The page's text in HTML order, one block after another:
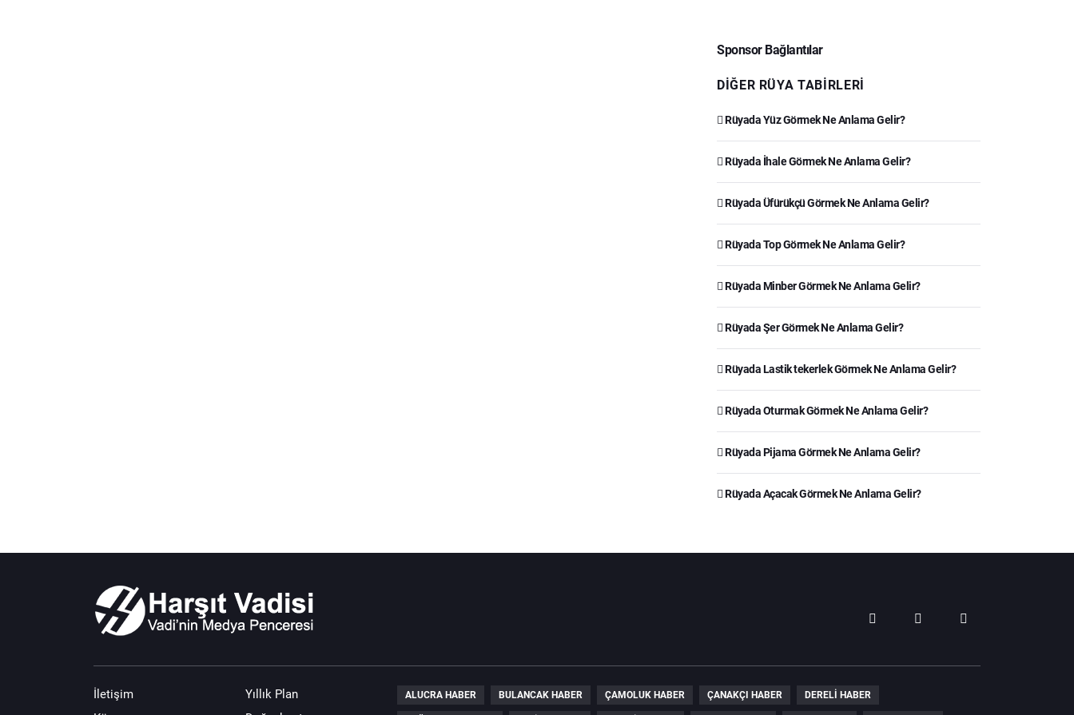
Sponsor Bağlantılar
DIĞER RÜYA TABIRLERI
Rüyada Yüz Görmek Ne Anlama Gelir?
Rüyada İhale Görmek Ne Anlama Gelir?
Rüyada Üfürükçü Görmek Ne Anlama Gelir?
Rüyada Top Görmek Ne Anlama Gelir?
Rüyada Minber Görmek Ne Anlama Gelir?
Rüyada Şer Görmek Ne Anlama Gelir?
Rüyada Lastik tekerlek Görmek Ne Anlama Gelir?
Rüyada Oturmak Görmek Ne Anlama Gelir?
Rüyada Pijama Görmek Ne Anlama Gelir?
Rüyada Açacak Görmek Ne Anlama Gelir?
İletişim
Yıllık Plan
ALUCRA HABER BULANCAK HABER ÇAMOLUK HABER ÇANAKÇI HABER DERELI HABER